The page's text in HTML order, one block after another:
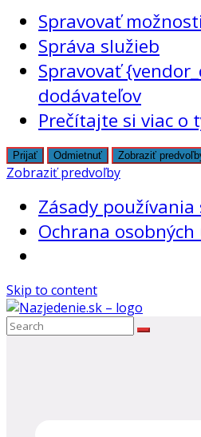
Spravovať možnosti
Správa služieb
Spravovať
dodávateľov
Prečítajte si viac o
Prijať Odmietnuť Zobraziť
Zobraziť predvoľby
Zásady
Ochrana
Skip to content